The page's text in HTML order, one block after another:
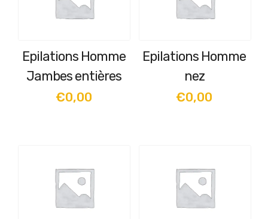
Epilations Homme
Jambes entières
€0,00
Epilations Homme
nez
€0,00